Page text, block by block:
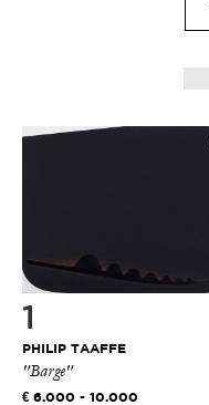
1
PHILIP TAAFFE
"Barge"
6.000 - 10.000